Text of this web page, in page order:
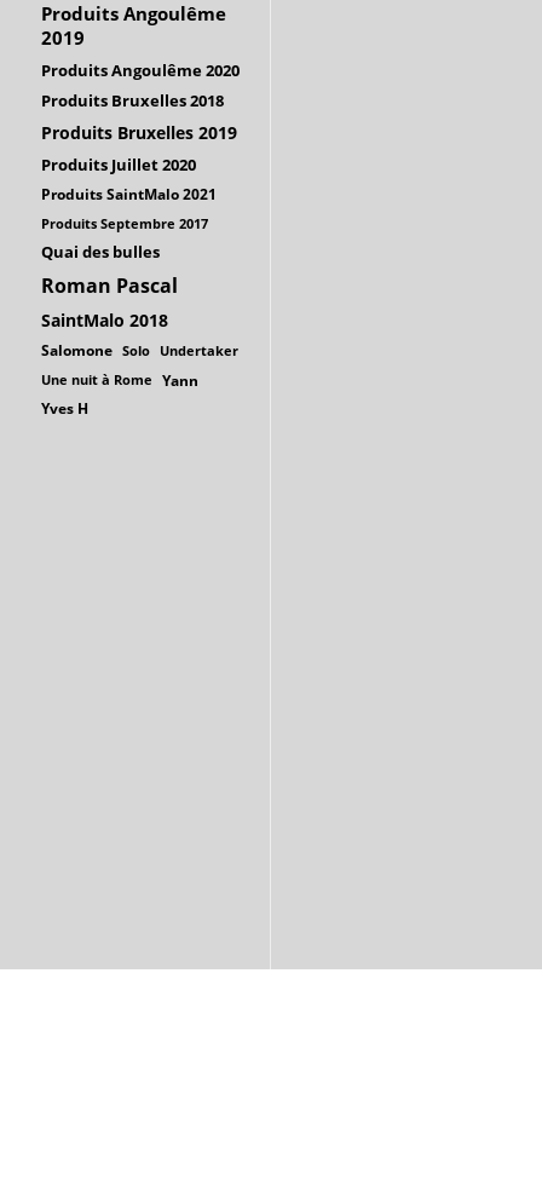
Produits Angoulême
2019
Produits Angoulême 2020
Produits Bruxelles 2018
Produits Bruxelles 2019
Produits Juillet 2020
Produits SaintMalo 2021
Produits Septembre 2017
Quai des bulles
Roman Pascal
SaintMalo 2018
Salomone Solo Undertaker
Une nuit à Rome Yann
Yves H